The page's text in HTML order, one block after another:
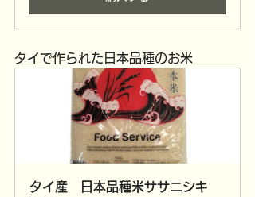
タイで作られた日本品種のお米
タイ産　日本品種米ササニシキ